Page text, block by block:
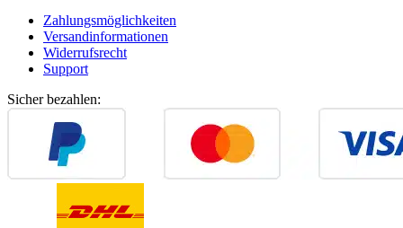
Zahlungsmöglichkeiten
Versandinformationen
Widerrufsrecht
Support
Sicher bezahlen: